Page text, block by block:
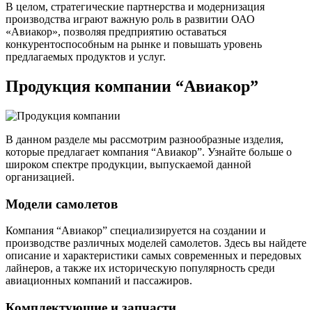
В целом, стратегические партнерства и модернизация
производства играют важную роль в развитии ОАО
«Авиакор», позволяя предприятию оставаться
конкурентоспособным на рынке и повышать уровень
предлагаемых продуктов и услуг.
Продукция компании “Авиакор”
В данном разделе мы рассмотрим разнообразные изделия,
которые предлагает компания “Авиакор”. Узнайте больше о
широком спектре продукции, выпускаемой данной
организацией.
Модели самолетов
Компания “Авиакор” специализируется на создании и
производстве различных моделей самолетов. Здесь вы найдете
описание и характеристики самых современных и передовых
лайнеров, а также их историческую популярность среди
авиационных компаний и пассажиров.